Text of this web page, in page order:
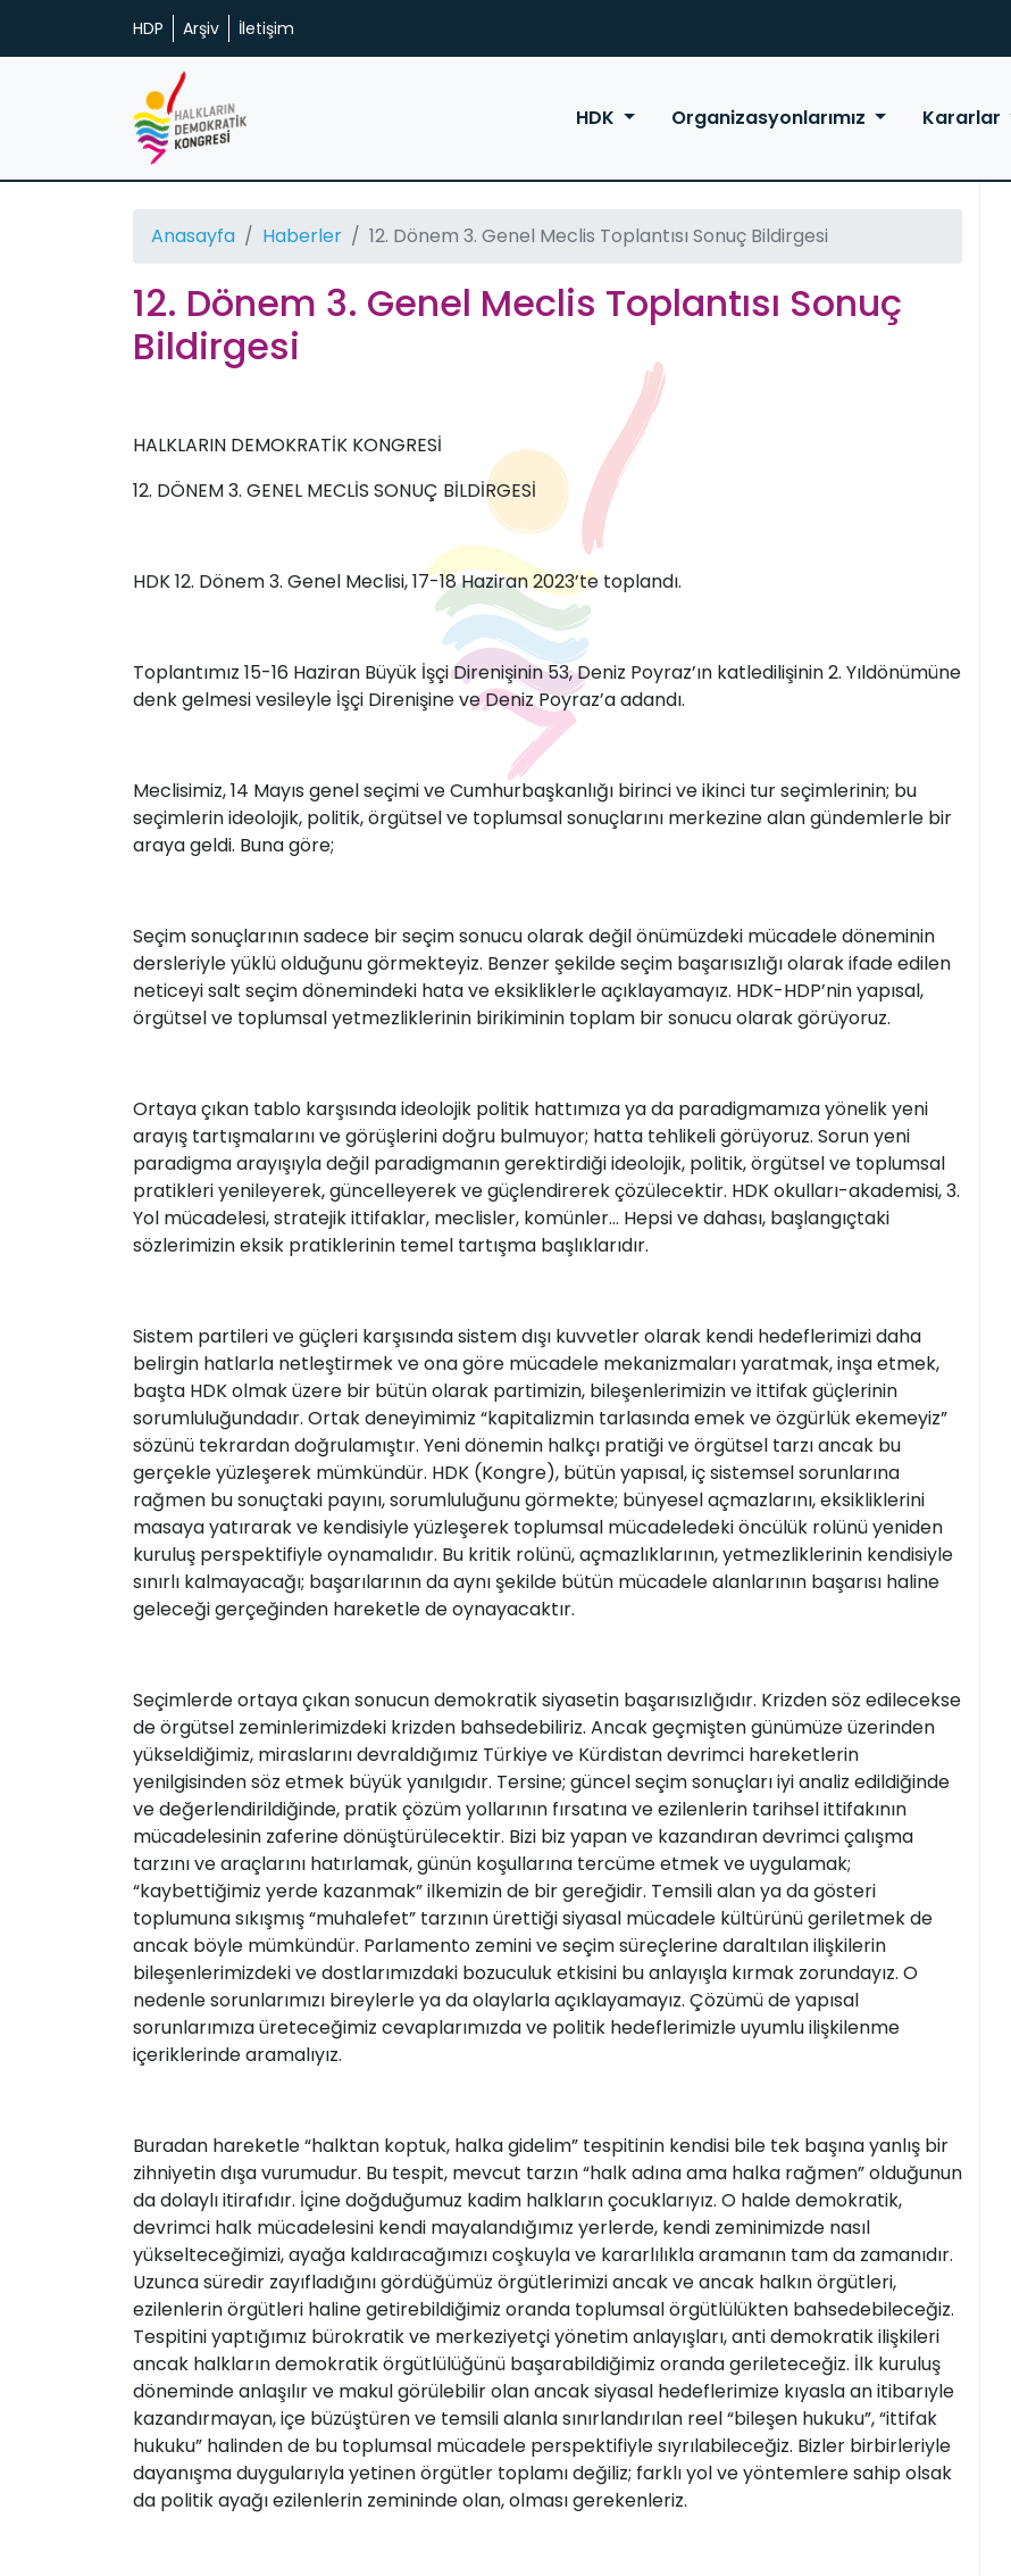
HDP Arşiv İletişim
HDK Organizasyonlarımız Kararlar
Anasayfa Haberler 12. Dönem 3. Genel Meclis Toplantısı Sonuç Bildirgesi
12. Dönem 3. Genel Meclis Toplantısı Sonuç
Bildirgesi
HALKLARIN DEMOKRATİK KONGRESİ
12. DÖNEM 3. GENEL MECLİS SONUÇ BİLDİRGESİ
HDK 12. Dönem 3. Genel Meclisi, 17-18 Haziran 2023’te toplandı.
Toplantımız 15-16 Haziran Büyük İşçi Direnişinin 53, Deniz Poyraz’ın katledilişinin 2. Yıldönümüne
denk gelmesi vesileyle İşçi Direnişine ve Deniz Poyraz’a adandı.
Meclisimiz, 14 Mayıs genel seçimi ve Cumhurbaşkanlığı birinci ve ikinci tur seçimlerinin; bu
seçimlerin ideolojik, politik, örgütsel ve toplumsal sonuçlarını merkezine alan gündemlerle bir
araya geldi. Buna göre;
Seçim sonuçlarının sadece bir seçim sonucu olarak değil önümüzdeki mücadele döneminin
dersleriyle yüklü olduğunu görmekteyiz. Benzer şekilde seçim başarısızlığı olarak ifade edilen
neticeyi salt seçim dönemindeki hata ve eksikliklerle açıklayamayız. HDK-HDP’nin yapısal,
örgütsel ve toplumsal yetmezliklerinin birikiminin toplam bir sonucu olarak görüyoruz.
Ortaya çıkan tablo karşısında ideolojik politik hattımıza ya da paradigmamıza yönelik yeni
arayış tartışmalarını ve görüşlerini doğru bulmuyor; hatta tehlikeli görüyoruz. Sorun yeni
paradigma arayışıyla değil paradigmanın gerektirdiği ideolojik, politik, örgütsel ve toplumsal
pratikleri yenileyerek, güncelleyerek ve güçlendirerek çözülecektir. HDK okulları-akademisi, 3.
Yol mücadelesi, stratejik ittifaklar, meclisler, komünler… Hepsi ve dahası, başlangıçtaki
sözlerimizin eksik pratiklerinin temel tartışma başlıklarıdır.
Sistem partileri ve güçleri karşısında sistem dışı kuvvetler olarak kendi hedeflerimizi daha
belirgin hatlarla netleştirmek ve ona göre mücadele mekanizmaları yaratmak, inşa etmek,
başta HDK olmak üzere bir bütün olarak partimizin, bileşenlerimizin ve ittifak güçlerinin
sorumluluğundadır. Ortak deneyimimiz “kapitalizmin tarlasında emek ve özgürlük ekemeyiz”
sözünü tekrardan doğrulamıştır. Yeni dönemin halkçı pratiği ve örgütsel tarzı ancak bu
gerçekle yüzleşerek mümkündür. HDK (Kongre), bütün yapısal, iç sistemsel sorunlarına
rağmen bu sonuçtaki payını, sorumluluğunu görmekte; bünyesel açmazlarını, eksikliklerini
masaya yatırarak ve kendisiyle yüzleşerek toplumsal mücadeledeki öncülük rolünü yeniden
kuruluş perspektifiyle oynamalıdır. Bu kritik rolünü, açmazlıklarının, yetmezliklerinin kendisiyle
sınırlı kalmayacağı; başarılarının da aynı şekilde bütün mücadele alanlarının başarısı haline
geleceği gerçeğinden hareketle de oynayacaktır.
Seçimlerde ortaya çıkan sonucun demokratik siyasetin başarısızlığıdır. Krizden söz edilecekse
de örgütsel zeminlerimizdeki krizden bahsedebiliriz. Ancak geçmişten günümüze üzerinden
yükseldiğimiz, miraslarını devraldığımız Türkiye ve Kürdistan devrimci hareketlerin
yenilgisinden söz etmek büyük yanılgıdır. Tersine; güncel seçim sonuçları iyi analiz edildiğinde
ve değerlendirildiğinde, pratik çözüm yollarının fırsatına ve ezilenlerin tarihsel ittifakının
mücadelesinin zaferine dönüştürülecektir. Bizi biz yapan ve kazandıran devrimci çalışma
tarzını ve araçlarını hatırlamak, günün koşullarına tercüme etmek ve uygulamak;
“kaybettiğimiz yerde kazanmak” ilkemizin de bir gereğidir. Temsili alan ya da gösteri
toplumuna sıkışmış “muhalefet” tarzının ürettiği siyasal mücadele kültürünü geriletmek de
ancak böyle mümkündür. Parlamento zemini ve seçim süreçlerine daraltılan ilişkilerin
bileşenlerimizdeki ve dostlarımızdaki bozuculuk etkisini bu anlayışla kırmak zorundayız. O
nedenle sorunlarımızı bireylerle ya da olaylarla açıklayamayız. Çözümü de yapısal
sorunlarımıza üreteceğimiz cevaplarımızda ve politik hedeflerimizle uyumlu ilişkilenme
içeriklerinde aramalıyız.
Buradan hareketle “halktan koptuk, halka gidelim” tespitinin kendisi bile tek başına yanlış bir
zihniyetin dışa vurumudur. Bu tespit, mevcut tarzın “halk adına ama halka rağmen” olduğunun
da dolaylı itirafıdır. İçine doğduğumuz kadim halkların çocuklarıyız. O halde demokratik,
devrimci halk mücadelesini kendi mayalandığımız yerlerde, kendi zeminimizde nasıl
yükselteceğimizi, ayağa kaldıracağımızı coşkuyla ve kararlılıkla aramanın tam da zamanıdır.
Uzunca süredir zayıfladığını gördüğümüz örgütlerimizi ancak ve ancak halkın örgütleri,
ezilenlerin örgütleri haline getirebildiğimiz oranda toplumsal örgütlülükten bahsedebileceğiz.
Tespitini yaptığımız bürokratik ve merkeziyetçi yönetim anlayışları, anti demokratik ilişkileri
ancak halkların demokratik örgütlülüğünü başarabildiğimiz oranda gerileteceğiz. İlk kuruluş
döneminde anlaşılır ve makul görülebilir olan ancak siyasal hedeflerimize kıyasla an itibarıyle
kazandırmayan, içe büzüştüren ve temsili alanla sınırlandırılan reel “bileşen hukuku”, “ittifak
hukuku” halinden de bu toplumsal mücadele perspektifiyle sıyrılabileceğiz. Bizler birbirleriyle
dayanışma duygularıyla yetinen örgütler toplamı değiliz; farklı yol ve yöntemlere sahip olsak
da politik ayağı ezilenlerin zemininde olan, olması gerekenleriz.